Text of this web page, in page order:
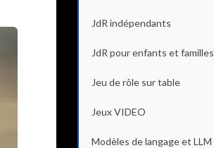
JdR indépendants
JdR pour enfants et familles
Jeu de rôle sur table
Jeux VIDEO
Modèles de langage et LLM